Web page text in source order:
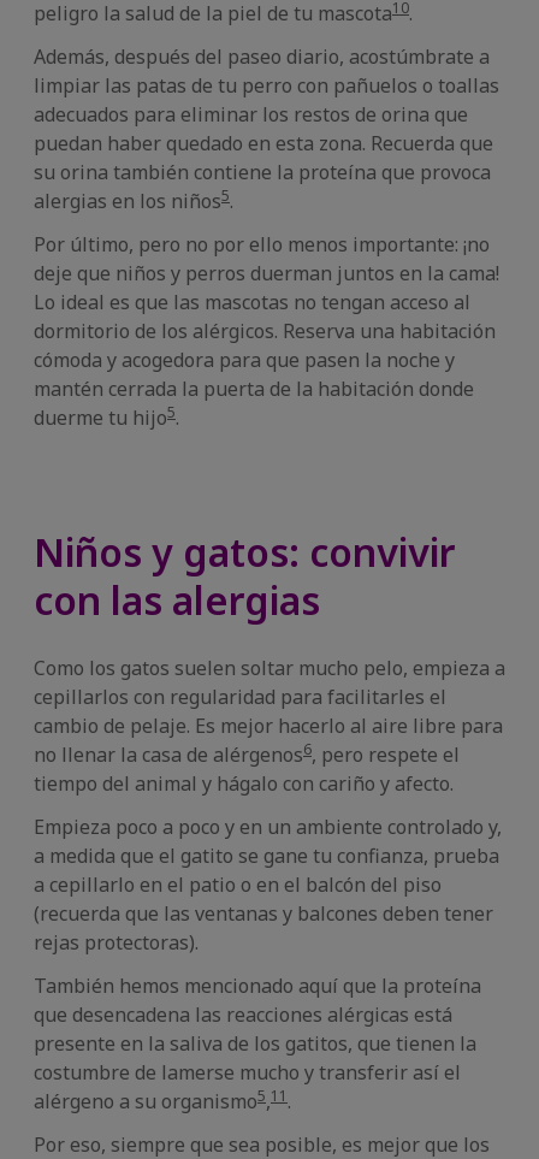
peligro la salud de la piel de tu mascota10.
Además, después del paseo diario, acostúmbrate a
limpiar las patas de tu perro con pañuelos o toallas
adecuados para eliminar los restos de orina que
puedan haber quedado en esta zona. Recuerda que
su orina también contiene la proteína que provoca
alergias en los niños5.
Por último, pero no por ello menos importante: ¡no
deje que niños y perros duerman juntos en la cama!
Lo ideal es que las mascotas no tengan acceso al
dormitorio de los alérgicos. Reserva una habitación
cómoda y acogedora para que pasen la noche y
mantén cerrada la puerta de la habitación donde
duerme tu hijo5.
Niños y gatos: convivir
con las alergias
Como los gatos suelen soltar mucho pelo, empieza a
cepillarlos con regularidad para facilitarles el
cambio de pelaje. Es mejor hacerlo al aire libre para
no llenar la casa de alérgenos6, pero respete el
tiempo del animal y hágalo con cariño y afecto.
Empieza poco a poco y en un ambiente controlado y,
a medida que el gatito se gane tu confianza, prueba
a cepillarlo en el patio o en el balcón del piso
(recuerda que las ventanas y balcones deben tener
rejas protectoras).
También hemos mencionado aquí que la proteína
que desencadena las reacciones alérgicas está
presente en la saliva de los gatitos, que tienen la
costumbre de lamerse mucho y transferir así el
alérgeno a su organismo5,11 .
Por eso, siempre que sea posible, es mejor que los